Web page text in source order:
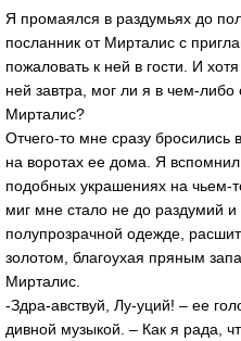
Я промаялся в раздумьях до
посланник от Мирталис с
пожаловать к ней в гости. И
ней завтра, мог ли я в чем-либо
Мирталис?
Отчего-то мне сразу бросились
на воротах ее дома. Я
подобных украшениях на
миг мне стало не до раздумий
полупрозрачной одежде,
золотом, благоухая пряным
Мирталис.
-Здра-авствуй, Лу-уций! – ее
дивной музыкой. – Как я рада,